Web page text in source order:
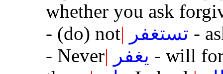
whether you ask
- (do) not| تستغفر -
- Never| يغفر - will